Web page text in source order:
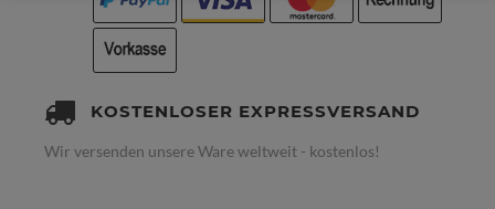
KOSTENLOSER EXPRESSVERSAND
Wir versenden unsere Ware weltweit - kostenlos!